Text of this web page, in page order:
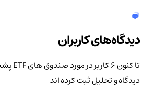
دیدگاه‌های کاربران
تا کنون 6 کاربر در مورد
صندوق های ETF پشت سر هم رکورد می‌زنند
دیدگاه و تحلیل ثبت کرده اند